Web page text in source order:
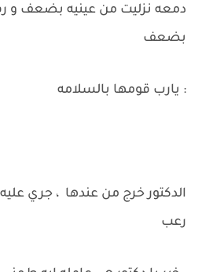
دمعه نزليت من عينيه بضعف و
بضعف
: يارب قومها بالسلامه
الدكتور خرج من عندها ، جري
رعب